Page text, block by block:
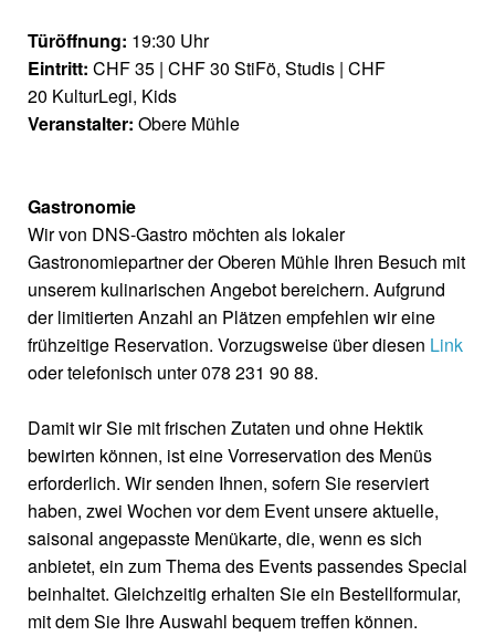
Türöffnung: 19:30 Uhr
Eintritt: CHF 35 | CHF 30 StiFö, Studis | CHF
20 KulturLegi, Kids
Veranstalter: Obere Mühle
Gastronomie
Wir von DNS-Gastro möchten als lokaler
Gastronomiepartner der Oberen Mühle Ihren Besuch mit
unserem kulinarischen Angebot bereichern. Aufgrund
der limitierten Anzahl an Plätzen empfehlen wir eine
frühzeitige Reservation. Vorzugsweise über diesen Link
oder telefonisch unter 078 231 90 88.
Damit wir Sie mit frischen Zutaten und ohne Hektik
bewirten können, ist eine Vorreservation des Menüs
erforderlich. Wir senden Ihnen, sofern Sie reserviert
haben, zwei Wochen vor dem Event unsere aktuelle,
saisonal angepasste Menükarte, die, wenn es sich
anbietet, ein zum Thema des Events passendes Special
beinhaltet. Gleichzeitig erhalten Sie ein Bestellformular,
mit dem Sie Ihre Auswahl bequem treffen können.